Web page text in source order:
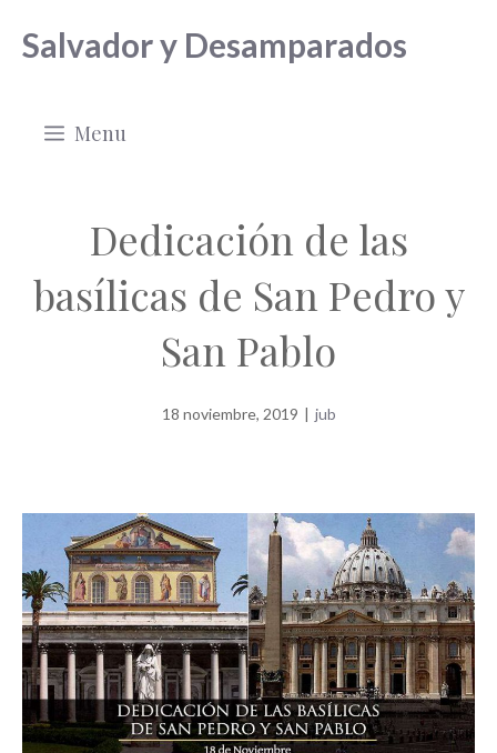
Salvador y Desamparados
Menu
Dedicación de las
basílicas de San Pedro y
San Pablo
18 noviembre, 2019 | jub